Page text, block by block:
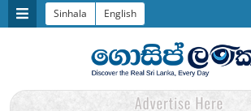
Sinhala English